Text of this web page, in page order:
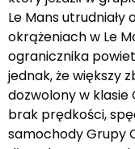
Le Mans utrudniały
okrążeniach w Le
ogranicznika
jednak, że większy
dozwolony w klasie
brak prędkości,
samochody Grupy